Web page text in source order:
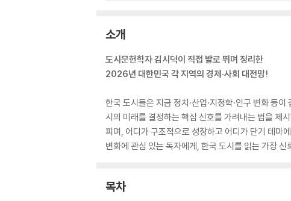
소개
도시문헌학자 김시덕이 직접 발로 뛰며 정리한
2026년 대한민국 각 지역의 경제·사회 대전망!
한국 도시들은 지금 정치·산업·지정학·인구 변화 등
시의 미래를 결정하는 핵심 신호를 가려내는 법을 제
피며, 어디가 구조적으로 성장하고 어디가 단기 테마
변화에 관심 있는 독자에게, 한국 도시를 읽는 가장
목차